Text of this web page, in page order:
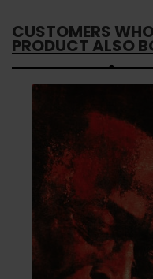
CUSTOMERS
PRODUCT ALSO